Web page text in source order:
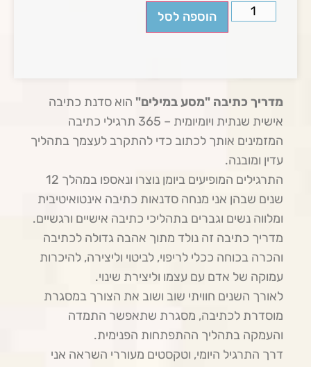
הוספה לסל
מדריך כתיבה "מסע במילים" הוא סדנת כתיבה
אישית שנתית ויומיומית – 365 תרגילי כתיבה
המזמינים אותך לכתוב כדי להתקרב לעצמך בתהליך
עדין ומובנה.
התרגילים המופיעים ביומן נוצרו ונאספו במהלך 12
שנים שבהן אני מנחה סדנאות כתיבה אינטואיטיבית
ומלווה נשים וגברים בתהליכי כתיבה אישיים ורגשיים.
מדריך כתיבה זה נולד מתוך אהבה גדולה לכתיבה
והכרה בכוחה ככלי לריפוי, לביטוי וליצירה, להיכרות
עמוקה של אדם עם עצמו וליצירת שינוי.
לאורך השנים חוויתי שוב ושוב את הצורך במסגרת
מוסדרת לכתיבה, מסגרת שתאפשר התמדה
והעמקה בתהליך ההתפתחות הפנימית.
דרך התרגיל היומי, וטקסטים מעוררי השראה אני